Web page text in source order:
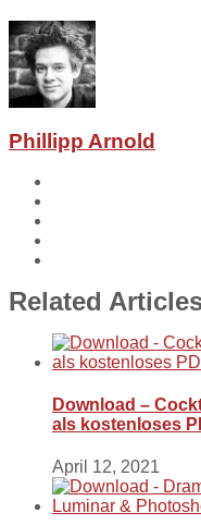
Phillipp Arnold
Related
Download –
als kostenloses
April 12, 2021